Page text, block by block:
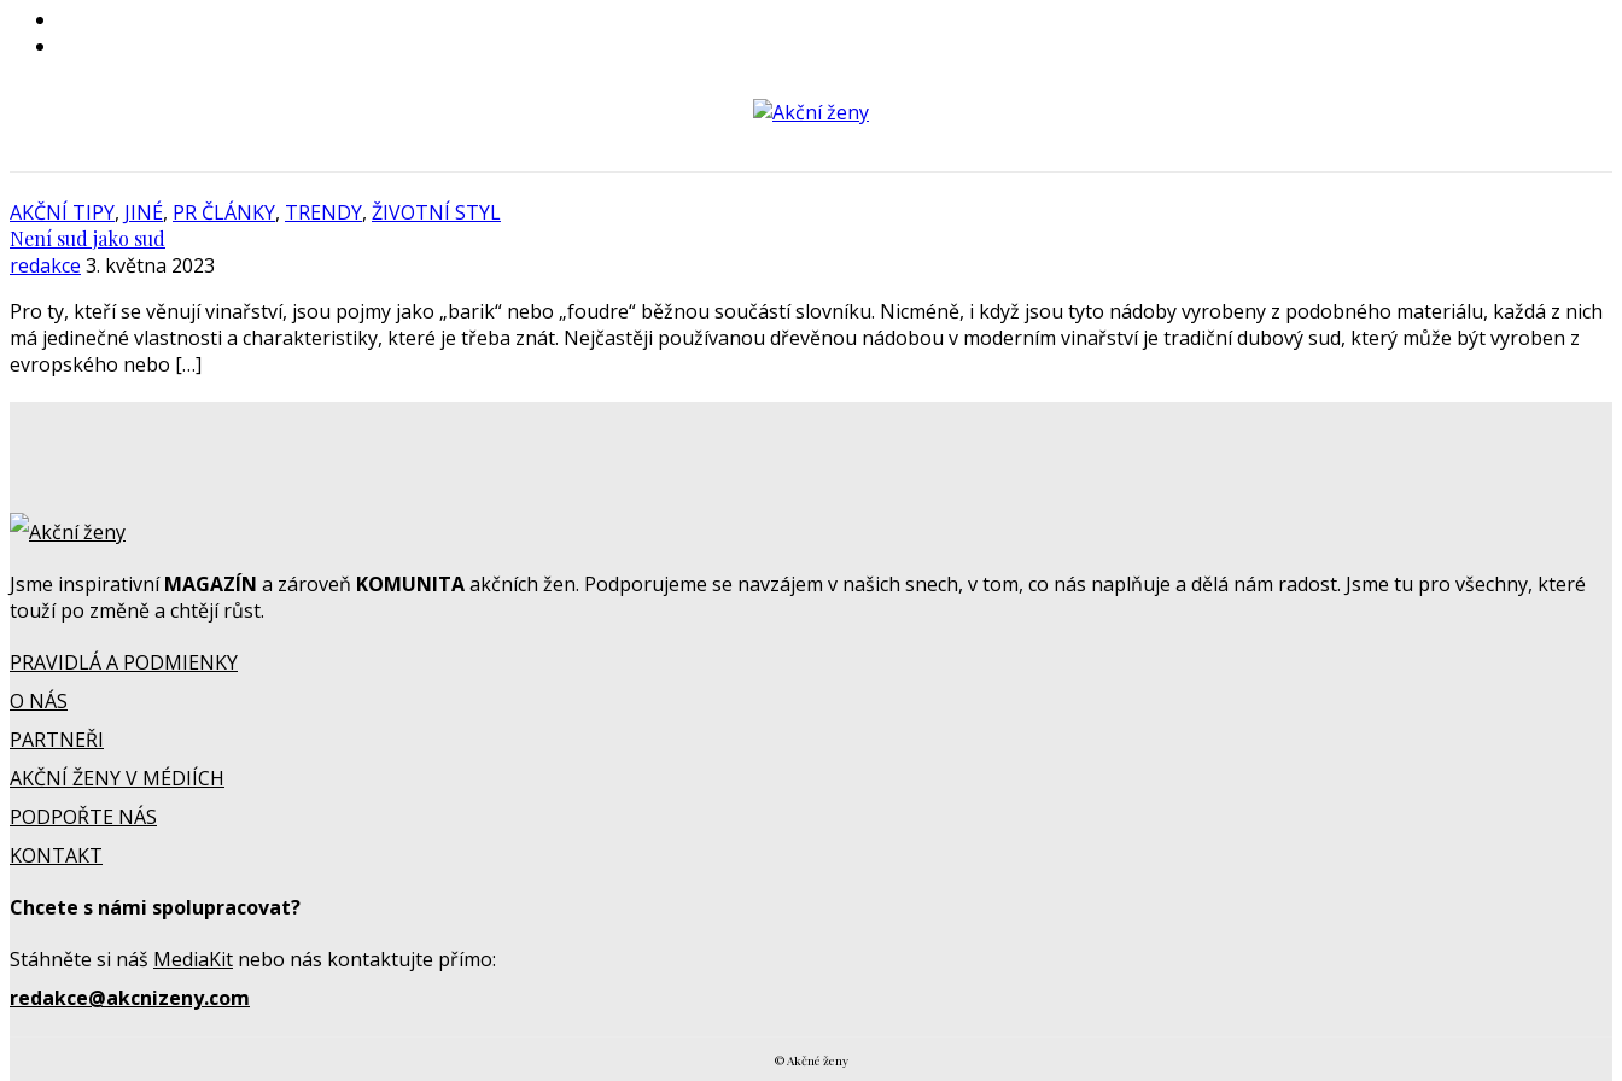
AKČNÍ TIPY, JINÉ, PR ČLÁNKY, TRENDY, ŽIVOTNÍ STYL
Není sud jako sud
redakce 3. května 2023
Pro ty, kteří se věnují vinařství, jsou pojmy jako „barik“ nebo „foudre“ běžnou součástí slovníku. Nicméně, i když jsou tyto nádoby vyrobeny z podobného materiálu, každá z nich
má jedinečné vlastnosti a charakteristiky, které je třeba znát. Nejčastěji používanou dřevěnou nádobou v moderním vinařství je tradiční dubový sud, který může být vyroben z
evropského nebo […]
Jsme inspirativníMAGAZÍN a zároveň KOMUNITAakčních žen. Podporujeme se navzájem v našich snech, v tom, co nás naplňuje a dělá nám radost. Jsme tu pro všechny, které
touží po změně a chtějí růst.
PRAVIDLÁ A PODMIENKY
O NÁS
PARTNEŘI
AKČNÍ ŽENY V MÉDIÍCH
PODPOŘTE NÁS
KONTAKT
Chcete s námi spolupracovat?
Stáhněte si náš MediaKit nebo nás kontaktujte přímo:
redakce@akcnizeny.com
© Akčné ženy